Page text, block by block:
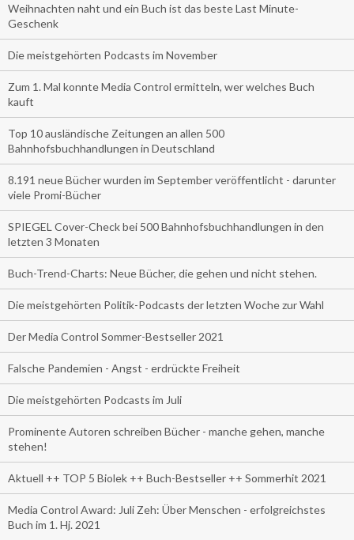
Weihnachten naht und ein Buch ist das beste Last Minute-
Geschenk
Die meistgehörten Podcasts im November
Zum 1. Mal konnte Media Control ermitteln, wer welches Buch
kauft
Top 10 ausländische Zeitungen an allen 500
Bahnhofsbuchhandlungen in Deutschland
8.191 neue Bücher wurden im September veröffentlicht - darunter
viele Promi-Bücher
SPIEGEL Cover-Check bei 500 Bahnhofsbuchhandlungen in den
letzten 3 Monaten
Buch-Trend-Charts: Neue Bücher, die gehen und nicht stehen.
Die meistgehörten Politik-Podcasts der letzten Woche zur Wahl
Der Media Control Sommer-Bestseller 2021
Falsche Pandemien - Angst - erdrückte Freiheit
Die meistgehörten Podcasts im Juli
Prominente Autoren schreiben Bücher - manche gehen, manche
stehen!
Aktuell ++ TOP 5 Biolek ++ Buch-Bestseller ++ Sommerhit 2021
Media Control Award: Juli Zeh: Über Menschen - erfolgreichstes
Buch im 1. Hj. 2021